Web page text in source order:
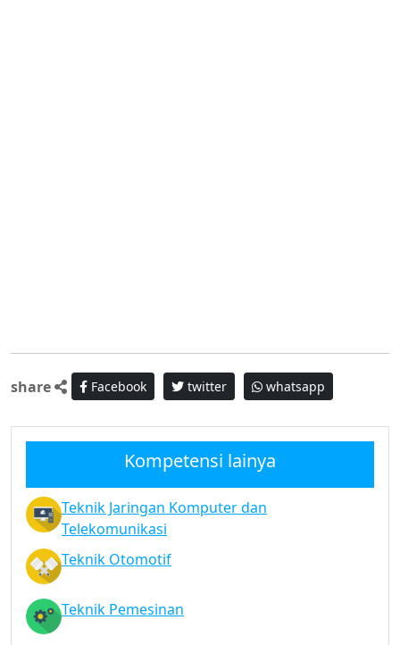
share Facebook twitter whatsapp
Kompetensi lainya
Teknik Jaringan Komputer dan
Telekomunikasi
Teknik Otomotif
Teknik Pemesinan